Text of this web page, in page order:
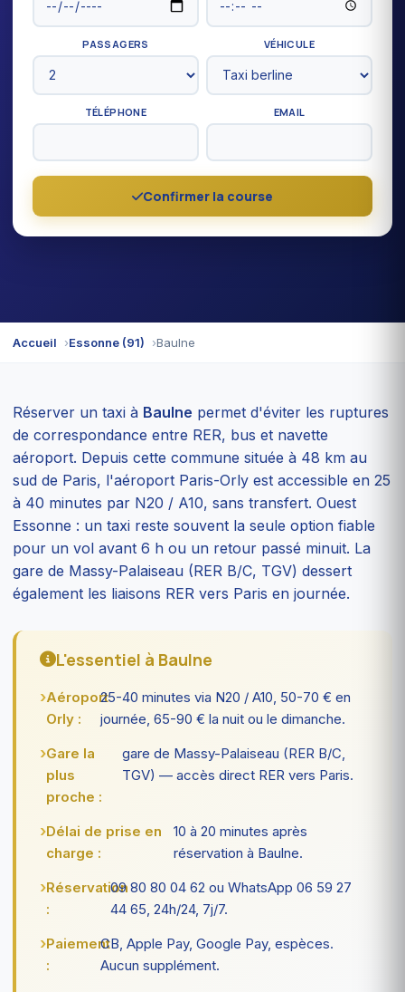
PASSAGERS VÉHICULE
TÉLÉPHONE EMAIL
Confirmer la course
Accueil Essonne (91) Baulne
Réserver un taxi à Baulne permet d'éviter les ruptures
de correspondance entre RER, bus et navette
aéroport. Depuis cette commune située à 48 km au
sud de Paris, l'aéroport Paris-Orly est accessible en 25
à 40 minutes par N20 / A10, sans transfert. Ouest
Essonne : un taxi reste souvent la seule option fiable
pour un vol avant 6 h ou un retour passé minuit. La
gare de Massy-Palaiseau (RER B/C, TGV) dessert
également les liaisons RER vers Paris en journée.
L'essentiel à Baulne
Aéroport
Orly :
25-40 minutes via N20 / A10, 50-70 € en
journée, 65-90 € la nuit ou le dimanche.
Gare la
plus
proche :
gare de Massy-Palaiseau (RER B/C,
TGV) — accès direct RER vers Paris.
Délai de prise en
charge :
10 à 20 minutes après
réservation à Baulne.
Réservation
:
09 80 80 04 62 ou WhatsApp 06 59 27
44 65, 24h/24, 7j/7.
Paiement
:
CB, Apple Pay, Google Pay, espèces.
Aucun supplément.